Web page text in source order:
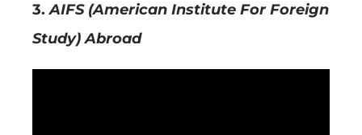
3.AIFS (American Institute For Foreign
Study) Abroad